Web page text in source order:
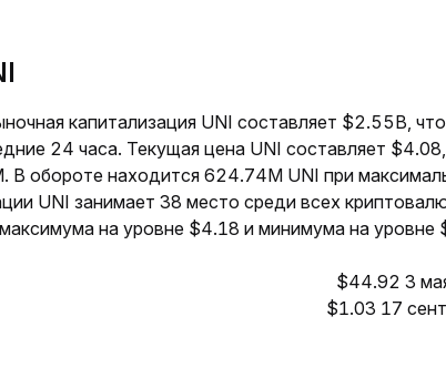
капитализация UNI составляет $2.55B, что
24 часа. Текущая цена UNI составляет
обороте находится 624.74M UNI при
UNI занимает 38 место среди всех
на уровне $4.18 и минимума на уровне
$44.92 3
$1.03 17